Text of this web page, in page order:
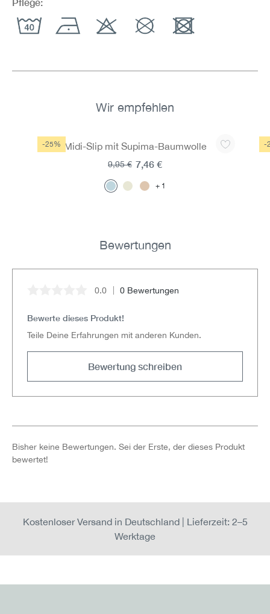
Wir empfehlen
Produktgalerie überspringen
-25% Midi-Slip mit Supima-Baumwolle
1
7,46 €
9,95 €
-
Bewertungen
Durchschnittliche Bewertung von 0 von 5 Sternen
0.0 0 Bewertungen
Bewerte dieses Produkt!
Teile Deine Erfahrungen mit anderen Kunden.
Bewertung schreiben
Bisher keine Bewertungen. Sei der Erste, der dieses Produkt
bewertet!
Kostenloser Versand in Deutschland | Lieferzeit: 2–5
Werktage